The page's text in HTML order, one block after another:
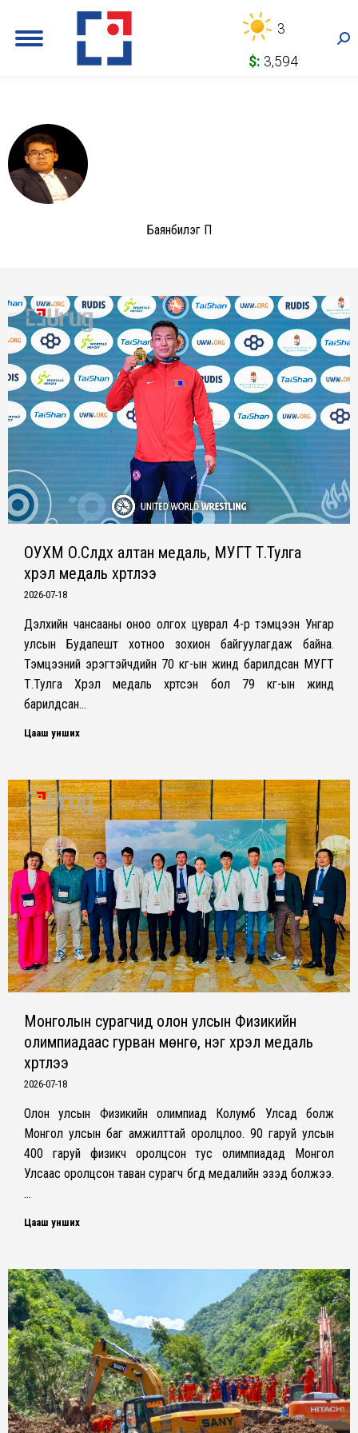
3
$: 3,594
Баянбилэг П
ОУХМ О.Сүлдхүү алтан медаль, МУГТ Т.Тулга
хүрэл медаль хүртлээ
2026-07-18
Дэлхийн чансааны оноо олгох цуврал 4-р тэмцээн Унгар
улсын Будапешт хотноо зохион байгуулагдаж байна.
Тэмцээний эрэгтэйчүүдийн 70 кг-ын жинд барилдсан МУГТ
Т.Тулга Хүрэл медаль хүртсэн бол 79 кг-ын жинд
барилдсан…
Цааш унших
Монголын сурагчид олон улсын Физикийн
олимпиадаас гурван мөнгө, нэг хүрэл медаль
хүртлээ
2026-07-18
Олон улсын Физикийн олимпиад Колумб Улсад болж
Монгол улсын баг амжилттай оролцлоо. 90 гаруй улсын
400 гаруй физикч оролцсон тус олимпиадад Монгол
Улсаас оролцсон таван сурагч бүгд медалийн эзэд болжээ.
…
Цааш унших